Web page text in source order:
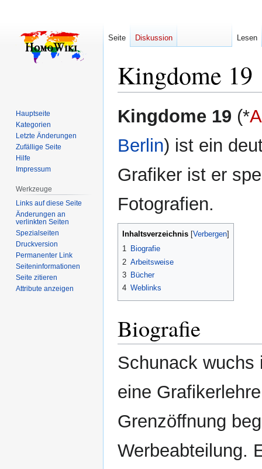
Kingdome 19
Zur
Navigation
Zur
Suche
Kingdome 19 (*
Berlin) ist ein
Grafiker ist er
Fotografien.
Inhaltsverzeichnis
1 Biografie
2 Arbeitsweise
3 Bücher
4 Weblinks
Biografie
Schunack wuchs
eine
Grenzöffnung
Werbeabteilung.
Seite Diskussion Lesen
Hauptseite
Kategorien
Letzte Änderungen
Zufällige Seite
Hilfe
Impressum
Werkzeuge
Links auf diese Seite
Änderungen an
verlinkten Seiten
Spezialseiten
Druckversion
Permanenter Link
Seiten­­informationen
Seite zitieren
Attribute anzeigen